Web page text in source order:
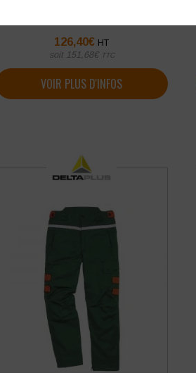
126,40€ HT
soit 151,68€ TTC
VOIR PLUS D'INFOS